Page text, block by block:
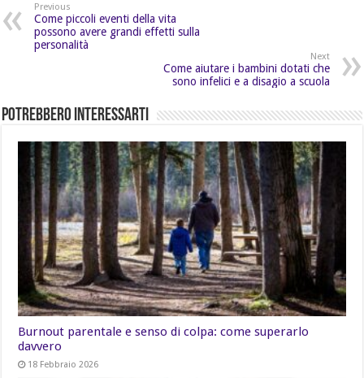
Previous
Come piccoli eventi della vita
possono avere grandi effetti sulla
personalità
Next
Come aiutare i bambini dotati che
sono infelici e a disagio a scuola
Potrebbero Interessarti
Burnout parentale e senso di colpa: come superarlo
davvero
18 Febbraio 2026